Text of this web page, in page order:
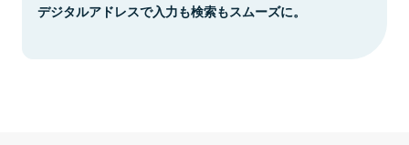
デジタルアドレスで入力も検索もスムーズに。